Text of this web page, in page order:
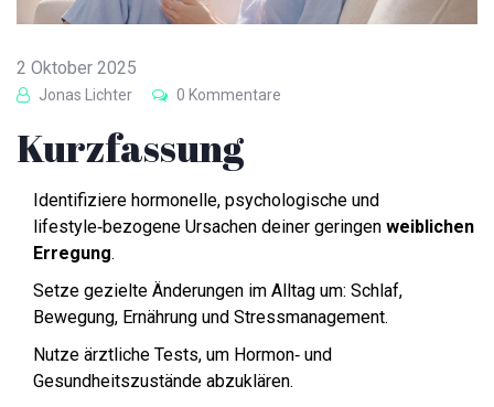
2 Oktober 2025
Jonas Lichter 0 Kommentare
Kurzfassung
Identifiziere hormonelle, psychologische und
lifestyle‑bezogene Ursachen deiner geringen weiblichen
Erregung.
Setze gezielte Änderungen im Alltag um: Schlaf,
Bewegung, Ernährung und Stressmanagement.
Nutze ärztliche Tests, um Hormon‑ und
Gesundheitszustände abzuklären.